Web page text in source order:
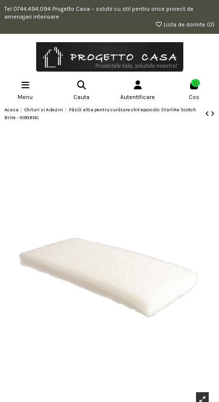
Tel 0744.494.094 Progetto Casa – solutii cu stil pentru orice proiect de
amenajari interioare
Lista de dorinte (0)
Menu Cauta Autentificare
0
Cos
Acasa Chituri si Adezivi
Pâslă alba pentru curățare chit epoxidic Starlike Scotch
Brite - 109GBNC